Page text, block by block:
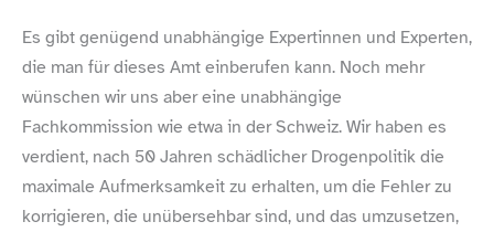
Es gibt genügend unabhängige Expertinnen und Experten,
die man für dieses Amt einberufen kann. Noch mehr
wünschen wir uns aber eine unabhängige
Fachkommission wie etwa in der Schweiz. Wir haben es
verdient, nach 50 Jahren schädlicher Drogenpolitik die
maximale Aufmerksamkeit zu erhalten, um die Fehler zu
korrigieren, die unübersehbar sind, und das umzusetzen,